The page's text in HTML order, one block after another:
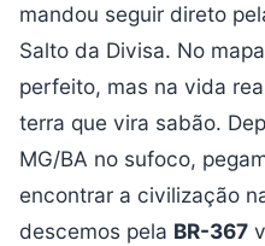
mandou seguir direto
Salto da Divisa. No
perfeito, mas na vida
terra que vira sabão.
MG/BA no sufoco,
encontrar a civilização
descemos pela BR-367